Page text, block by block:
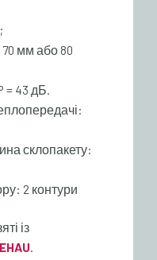
мм або 80
= 43 дБ.
склопакету:
2 контури
із
.